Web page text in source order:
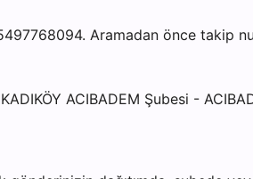
Aramadan önce takip
ACIBADEM Şubesi -